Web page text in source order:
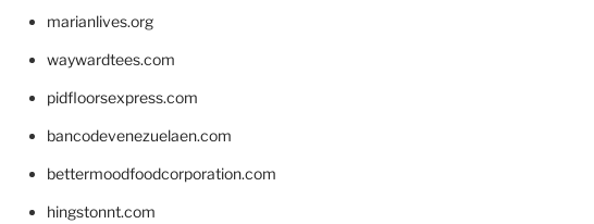
marianlives.org
waywardtees.com
pidfloorsexpress.com
bancodevenezuelaen.com
bettermoodfoodcorporation.com
hingstonnt.com